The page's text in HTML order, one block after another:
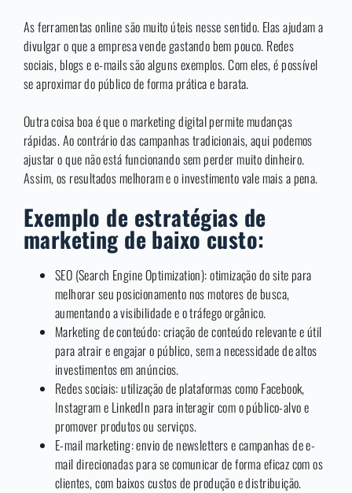
As ferramentas online são muito úteis nesse sentido. Elas ajudam a
divulgar o que a empresa vende gastando bem pouco. Redes
sociais, blogs e e-mails são alguns exemplos. Com eles, é possível
se aproximar do público de forma prática e barata.
Outra coisa boa é que o marketing digital permite mudanças
rápidas. Ao contrário das campanhas tradicionais, aqui podemos
ajustar o que não está funcionando sem perder muito dinheiro.
Assim, os resultados melhoram e o investimento vale mais a pena.
Exemplo de estratégias de
marketing de baixo custo:
SEO (Search Engine Optimization): otimização do site para
melhorar seu posicionamento nos motores de busca,
aumentando a visibilidade e o tráfego orgânico.
Marketing de conteúdo: criação de conteúdo relevante e útil
para atrair e engajar o público, sem a necessidade de altos
investimentos em anúncios.
Redes sociais: utilização de plataformas como Facebook,
Instagram e LinkedIn para interagir com o público-alvo e
promover produtos ou serviços.
E-mail marketing: envio de newsletters e campanhas de e-
mail direcionadas para se comunicar de forma eficaz com os
clientes, com baixos custos de produção e distribuição.